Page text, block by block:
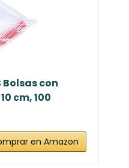
Bolsas con
cm, 100
en Amazon